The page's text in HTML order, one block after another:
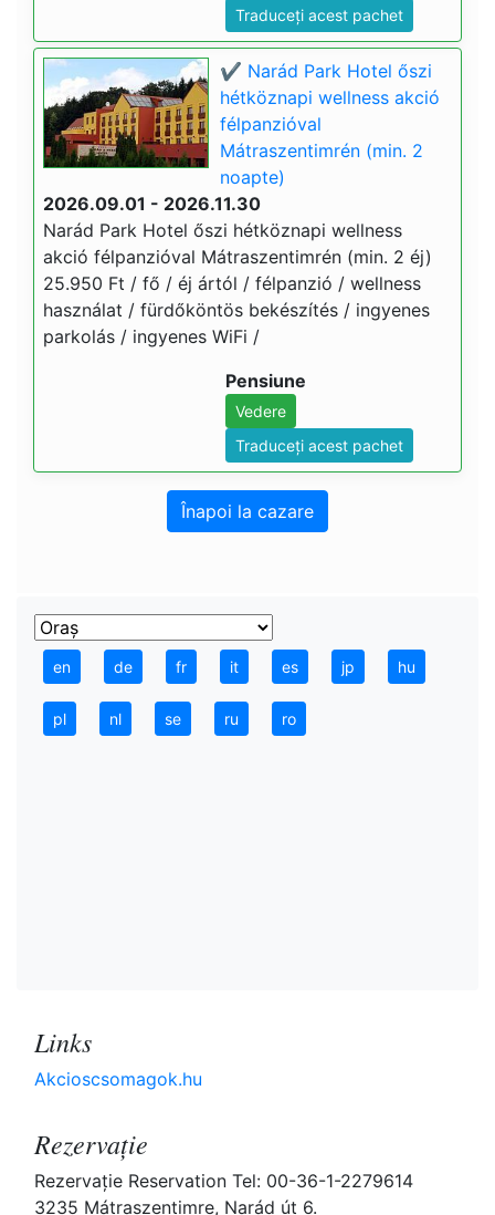
Traduceți acest pachet
✔️ Narád Park Hotel őszi
hétköznapi wellness akció
félpanzióval
Mátraszentimrén (min. 2
noapte)
2026.09.01 - 2026.11.30
Narád Park Hotel őszi hétköznapi wellness
akció félpanzióval Mátraszentimrén (min. 2 éj)
25.950 Ft / fő / éj ártól / félpanzió / wellness
használat / fürdőköntös bekészítés / ingyenes
parkolás / ingyenes WiFi /
Pensiune
Vedere
Traduceți acest pachet
Înapoi la cazare
en de fr it es jp hu
pl nl se ru ro
Links
Akcioscsomagok.hu
Rezervaţie
Rezervaţie Reservation Tel: 00-36-1-2279614
3235 Mátraszentimre, Narád út 6.